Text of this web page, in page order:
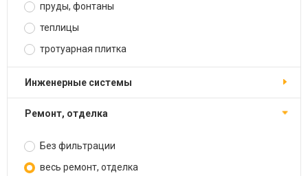
пруды, фонтаны
теплицы
тротуарная плитка
инженерные системы
ремонт, отделка
Без фильтрации
весь ремонт, отделка